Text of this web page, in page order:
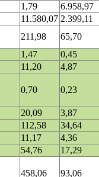
1,79
6.958,97
11.580,07 2.399,11
211,98
65,70
1,47
0,45
11,20
4,87
0,70 0,23
20,09
3,87
112,58
34,64
11,17
4,36
54,76
17,29
458,06 93,06